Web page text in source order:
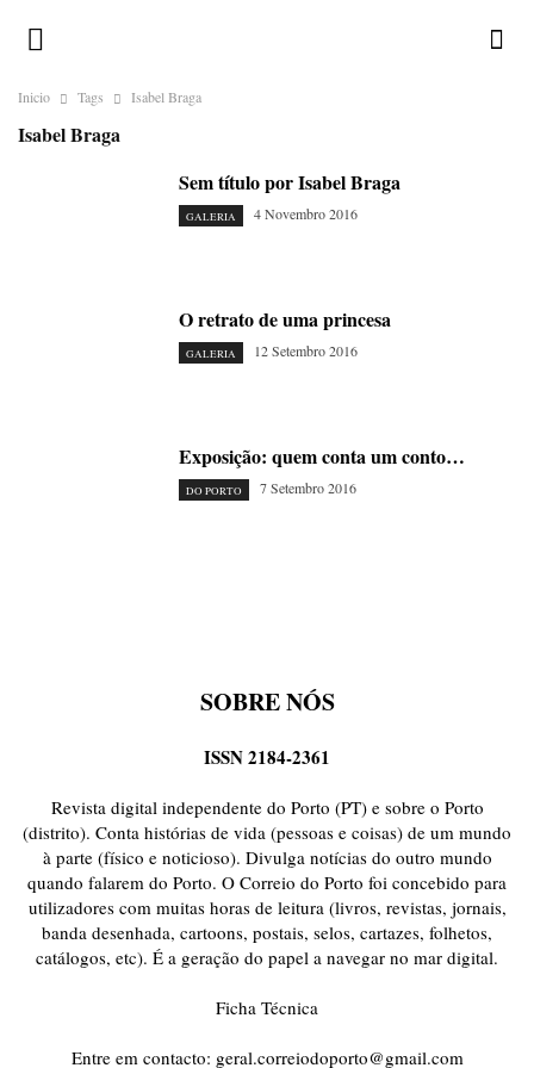
Inicio Tags Isabel Braga
Isabel Braga
Sem título por Isabel Braga
GALERIA 4 Novembro 2016
O retrato de uma princesa
GALERIA 12 Setembro 2016
Exposição: quem conta um conto…
DO PORTO 7 Setembro 2016
SOBRE NÓS
ISSN 2184-2361
Revista digital independente do Porto (PT) e sobre o Porto
(distrito). Conta histórias de vida (pessoas e coisas) de um mundo
à parte (físico e noticioso). Divulga notícias do outro mundo
quando falarem do Porto. O Correio do Porto foi concebido para
utilizadores com muitas horas de leitura (livros, revistas, jornais,
banda desenhada, cartoons, postais, selos, cartazes, folhetos,
catálogos, etc). É a geração do papel a navegar no mar digital.
Ficha Técnica
Entre em contacto: geral.correiodoporto@gmail.com